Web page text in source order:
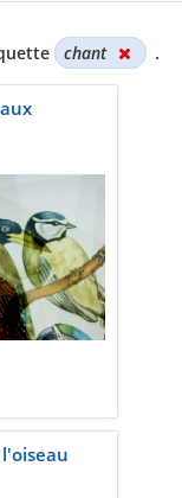
chant .
l'oiseau